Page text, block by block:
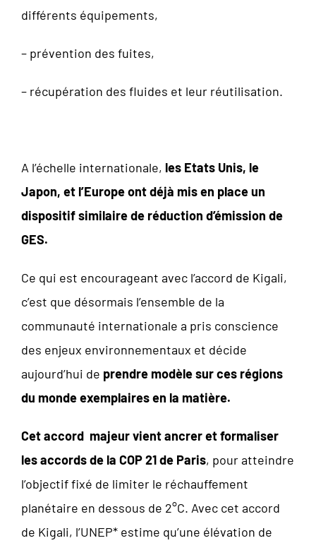
différents équipements,
– prévention des fuites,
– récupération des fluides et leur réutilisation.
A l’échelle internationale, les Etats Unis, le
Japon, et l’Europe ont déjà mis en place un
dispositif similaire de réduction d’émission de
GES.
Ce qui est encourageant avec l’accord de Kigali,
c’est que désormais l’ensemble de la
communauté internationale a pris conscience
des enjeux environnementaux et décide
aujourd’hui de prendre modèle sur ces régions
du monde exemplaires en la matière.
Cet accord majeur vient ancrer et formaliser
les accords de la COP 21 de Paris, pour atteindre
l’objectif fixé de limiter le réchauffement
planétaire en dessous de 2°C. Avec cet accord
de Kigali, l’UNEP* estime qu’une élévation de